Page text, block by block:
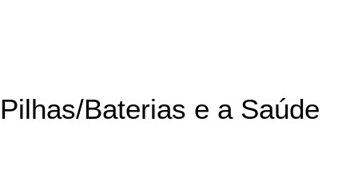
Pilhas/Baterias e a Saúde